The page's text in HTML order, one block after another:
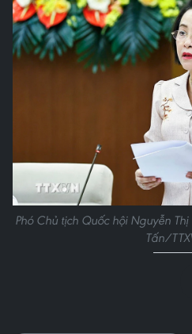
Phó Chủ tịch Quốc hội Nguyễn
Tấn/